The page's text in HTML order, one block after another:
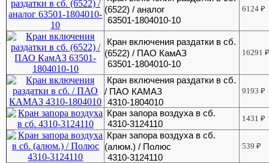
(6522) / аналог
63501-1804010-10
6124₽
Кран включения раздатки в сб.
(6522) / ПАО КамАЗ
63501-1804010-10
16291
Кран включения раздатки в сб.
/ ПАО КАМАЗ
4310-1804010
9193₽
Кран запора воздуха в сб.
4310-3124110
1431₽
Кран запора воздуха в сб.
(алюм.) / Полюс
4310-3124110
539₽